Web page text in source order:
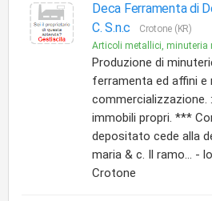
Deca Ferramenta di
C. S.n.c
Crotone (KR)
Articoli metallici, minuteria
Produzione di
ferramenta ed affini e
commercializzazione.
immobili propri. ***
depositato cede alla
maria & c. Il ramo... -
Crotone